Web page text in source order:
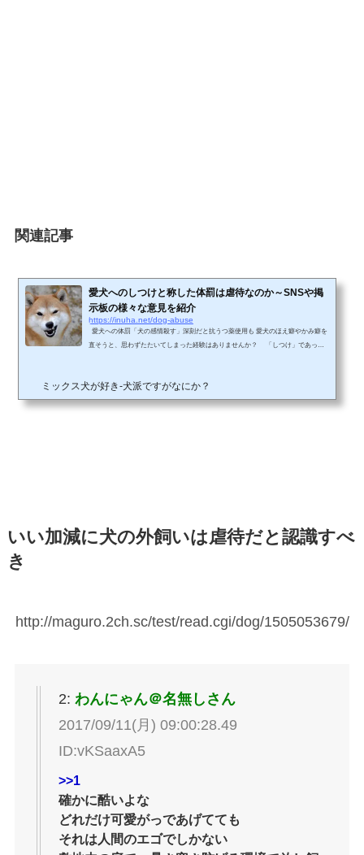
関連記事
愛犬へのしつけと称した体罰は虐待なのか～SNSや掲
示板の様々な意見を紹介
https://inuha.net/dog-abuse
愛犬への体罰「犬の感情殺す」深刻だと抗うつ薬使用も 愛犬のほえ癖やかみ癖を
直そうと、思わずたたいてしまった経験はありませんか？ 「しつけ」であって
は――。 「しつけや行動修正のために『体罰』を用いること、またこれを推奨す
る行為に反対します」 今年３月、学識者や獣医師らで作る「日本獣医動物行動研
ミックス犬が好き-犬派ですがなにか？
いい加減に犬の外飼いは虐待だと認識すべ
き
http://maguro.2ch.sc/test/read.cgi/dog/1505053679/
2: わんにゃん＠名無しさん
2017/09/11(月) 09:00:28.49
ID:vKSaaxA5
>>1
確かに酷いよな
どれだけ可愛がっであげてても
それは人間のエゴでしかない